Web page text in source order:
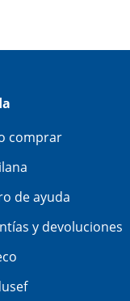
comprar
de ayuda
y devoluciones